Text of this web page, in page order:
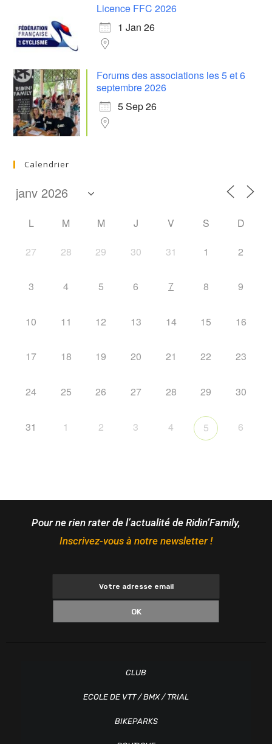
Licence FFC 2026
1 Jan 26
Forums des associations les 5 et 6
septembre 2026
5 Sep 26
Calendrier
L M M J V S D
27 28 29 30 31 1 2
3 4 5 6 7 8 9
10 11 12 13 14 15 16
17 18 19 20 21 22 23
24 25 26 27 28 29 30
31 1 2 3 4 5 6
Pour ne rien rater de l’actualité de Ridin’Family,
Inscrivez-vous à notre newsletter !
OK
CLUB
ECOLE DE VTT / BMX / TRIAL
BIKEPARKS